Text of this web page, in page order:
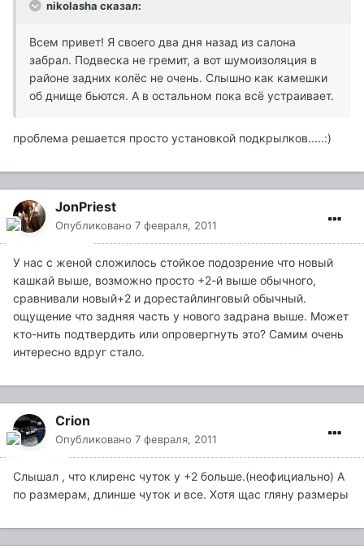
nikolasha сказал:
Всем привет! Я своего два дня назад из салона
забрал. Подвеска не гремит, а вот шумоизоляция в
районе задних колёс не очень. Слышно как камешки
об днище бьются. А в остальном пока всё устраивает.
проблема решается просто установкой подкрылков.....:)
JonPriest
Опубликовано 7 февраля, 2011
У нас с женой сложилось стойкое подозрение что новый
кашкай выше, возможно просто +2-й выше обычного,
сравнивали новый+2 и дорестайлинговый обычный.
ощущение что задняя часть у нового задрана выше. Может
кто-нить подтвердить или опровергнуть это? Самим очень
интересно вдруг стало.
Crion
Опубликовано 7 февраля, 2011
Слышал , что клиренс чуток у +2 больше.(неофициально) А
по размерам, длинше чуток и все. Хотя щас гляну размеры